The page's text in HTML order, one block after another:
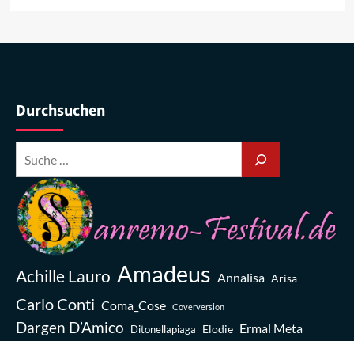
Durchsuchen
Achille Lauro Amadeus Annalisa Arisa
Carlo Conti Coma_Cose Coverversion
Dargen D’Amico Ditonellapiaga Elodie Ermal Meta